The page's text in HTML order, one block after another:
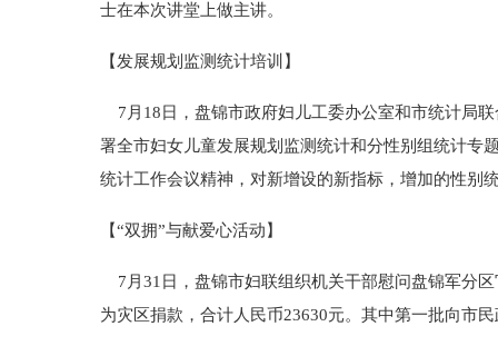
士在本次讲堂上做主讲。
【发展规划监测统计培训】
7月18日，盘锦市政府妇儿工委办公室和市统计局
署全市妇女儿童发展规划监测统计和分性别组统计专
统计工作会议精神，对新增设的新指标，增加的性别
【“双拥”与献爱心活动】
7月31日，盘锦市妇联组织机关干部慰问盘锦军分
为灾区捐款，合计人民币23630元。其中第一批向市